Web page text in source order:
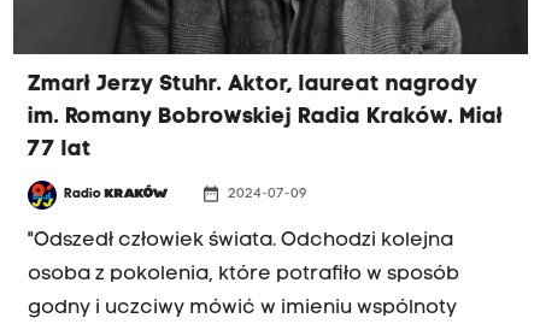
Zmarł Jerzy Stuhr. Aktor, laureat nagrody
im. Romany Bobrowskiej Radia Kraków. Miał
77 lat
Radio KRAKÓW date_range 2024-07-09
"Odszedł człowiek świata. Odchodzi kolejna
osoba z pokolenia, które potrafiło w sposób
godny i uczciwy mówić w imieniu wspólnoty